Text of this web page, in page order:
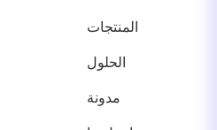
المنتجات
الحلول
مدونة